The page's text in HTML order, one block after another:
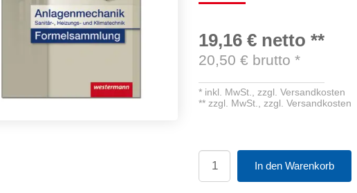
19,16 € netto **
20,50 € brutto *
* inkl. MwSt.,zzgl. Versandkosten
**zzgl. MwSt.,zzgl. Versandkosten
In den Warenkorb